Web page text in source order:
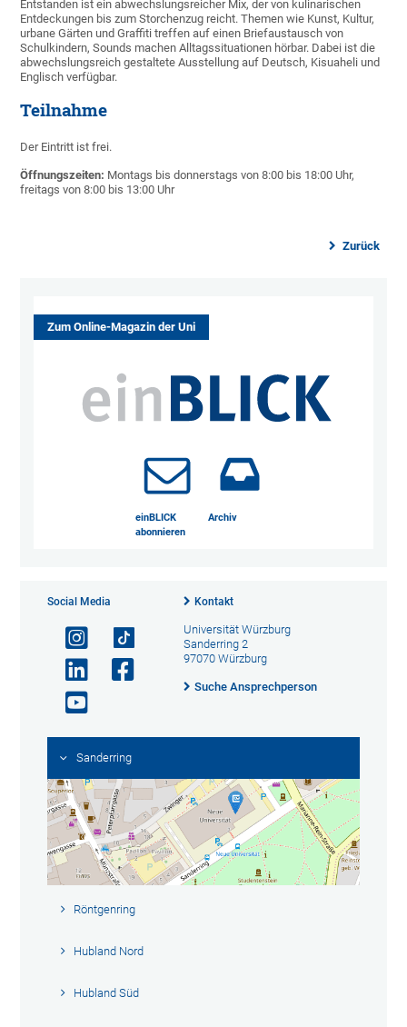
Entstanden ist ein abwechslungsreicher Mix, der von kulinarischen
Entdeckungen bis zum Storchenzug reicht. Themen wie Kunst, Kultur,
urbane Gärten und Graffiti treffen auf einen Briefaustausch von
Schulkindern, Sounds machen Alltagssituationen hörbar. Dabei ist die
abwechslungsreich gestaltete Ausstellung auf Deutsch, Kisuaheli und
Englisch verfügbar.
Teilnahme
Der Eintritt ist frei.
Öffnungszeiten: Montags bis donnerstags von 8:00 bis 18:00 Uhr,
freitags von 8:00 bis 13:00 Uhr
Zurück
Zum Online-Magazin der Uni
einBLICK
abonnieren
Archiv
Social Media Kontakt
Universität Würzburg
Sanderring 2
97070 Würzburg
Suche Ansprechperson
Sanderring
Röntgenring
Hubland Nord
Hubland Süd